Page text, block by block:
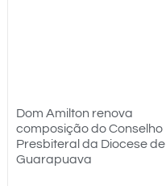
Dom Amilton renova
composição do Conselho
Presbiteral da Diocese de
Guarapuava